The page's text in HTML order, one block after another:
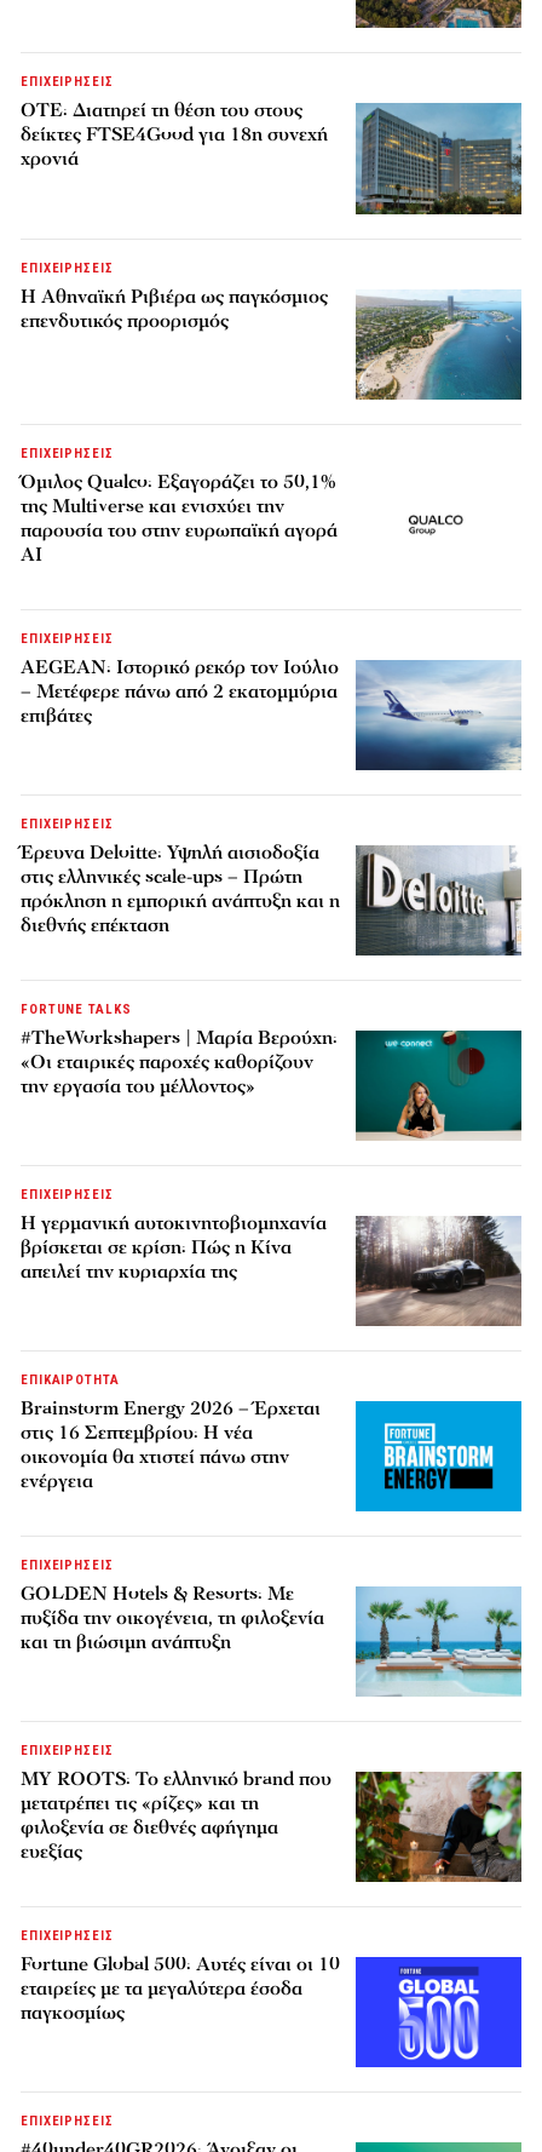
ΕΠΙΧΕΙΡΗΣΕΙΣ
ΟΤΕ: Διατηρεί τη θέση του στους
δείκτες FTSE4Good για 18η συνεχή
χρονιά
ΕΠΙΧΕΙΡΗΣΕΙΣ
Η Αθηναϊκή Ριβιέρα ως παγκόσμιος
επενδυτικός προορισμός
ΕΠΙΧΕΙΡΗΣΕΙΣ
Όμιλος Qualco: Εξαγοράζει το 50,1%
της Multiverse και ενισχύει την
παρουσία του στην ευρωπαϊκή αγορά
AI
ΕΠΙΧΕΙΡΗΣΕΙΣ
AEGEAN: Ιστορικό ρεκόρ τον Ιούλιο
– Μετέφερε πάνω από 2 εκατομμύρια
επιβάτες
ΕΠΙΧΕΙΡΗΣΕΙΣ
Έρευνα Deloitte: Υψηλή αισιοδοξία
στις ελληνικές scale-ups – Πρώτη
πρόκληση η εμπορική ανάπτυξη και η
διεθνής επέκταση
FORTUNE TALKS
#TheWorkshapers | Μαρία Βερούχη:
«Οι εταιρικές παροχές καθορίζουν
την εργασία του μέλλοντος»
ΕΠΙΧΕΙΡΗΣΕΙΣ
Η γερμανική αυτοκινητοβιομηχανία
βρίσκεται σε κρίση: Πώς η Κίνα
απειλεί την κυριαρχία της
ΕΠΙΚΑΙΡΟΤΗΤΑ
Brainstorm Energy 2026 – Έρχεται
στις 16 Σεπτεμβρίου: Η νέα
οικονομία θα χτιστεί πάνω στην
ενέργεια
ΕΠΙΧΕΙΡΗΣΕΙΣ
GOLDEN Hotels & Resorts: Με
πυξίδα την οικογένεια, τη φιλοξενία
και τη βιώσιμη ανάπτυξη
ΕΠΙΧΕΙΡΗΣΕΙΣ
MY ROOTS: Το ελληνικό brand που
μετατρέπει τις «ρίζες» και τη
φιλοξενία σε διεθνές αφήγημα
ευεξίας
ΕΠΙΧΕΙΡΗΣΕΙΣ
Fortune Global 500: Αυτές είναι οι 10
εταιρείες με τα μεγαλύτερα έσοδα
παγκοσμίως
ΕΠΙΧΕΙΡΗΣΕΙΣ